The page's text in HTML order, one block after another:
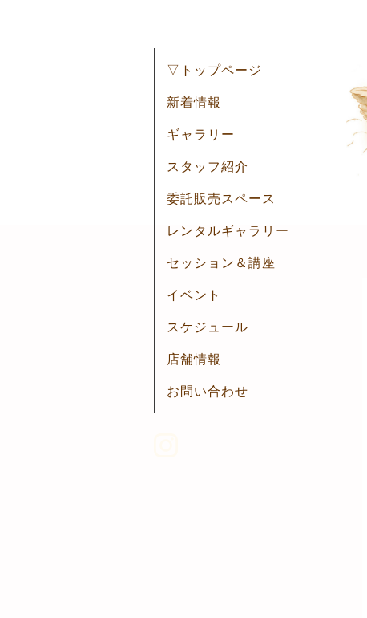
▽トップページ
新着情報
ギャラリー
スタッフ紹介
委託販売スペース
レンタルギャラリー
セッション＆講座
イベント
スケジュール
店舗情報
お問い合わせ